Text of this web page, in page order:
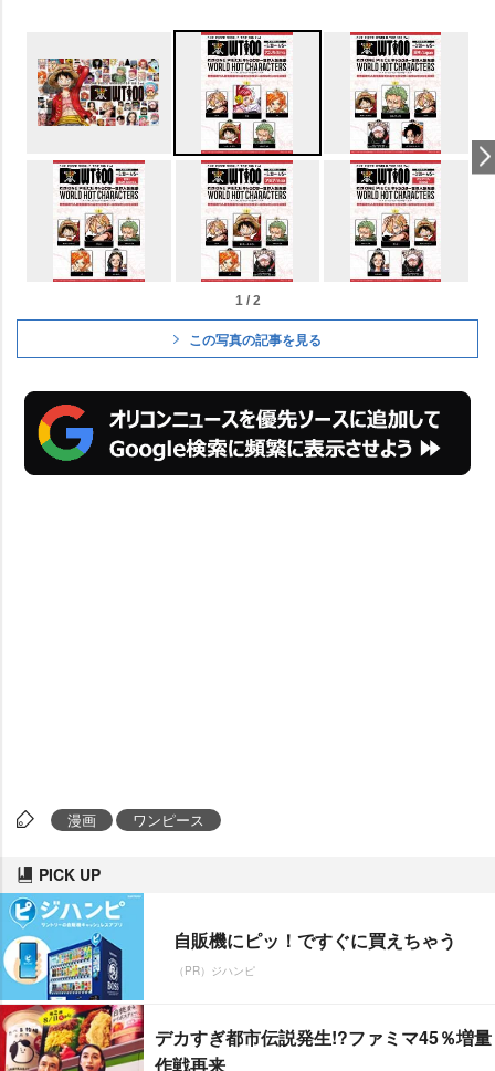
1 / 2
この写真の記事を見る
漫画 ワンピース
PICK UP
自販機にピッ！ですぐに買えちゃう
（PR）ジハンピ
デカすぎ都市伝説発生!?ファミマ45％増量
作戦再来